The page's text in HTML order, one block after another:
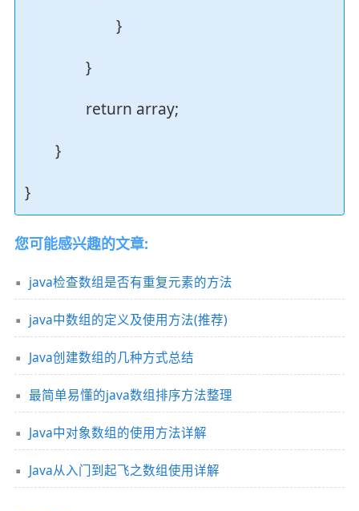
}
}
return array;
}
}
您可能感兴趣的文章:
java检查数组是否有重复元素的方法
java中数组的定义及使用方法(推荐)
Java创建数组的几种方式总结
最简单易懂的java数组排序方法整理
Java中对象数组的使用方法详解
Java从入门到起飞之数组使用详解